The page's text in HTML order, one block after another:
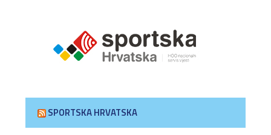
SPORTSKA HRVATSKA